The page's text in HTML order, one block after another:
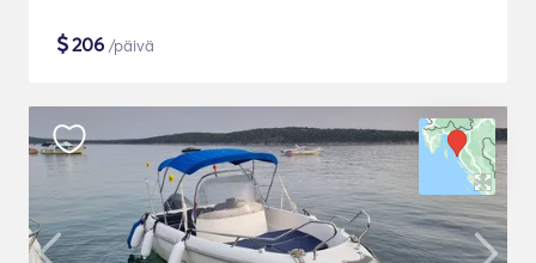
$206 /päivä